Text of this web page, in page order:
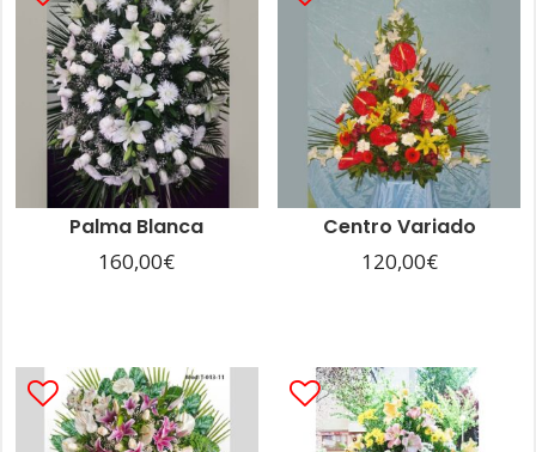
Palma Blanca
160,00€
Centro Variado
120,00€